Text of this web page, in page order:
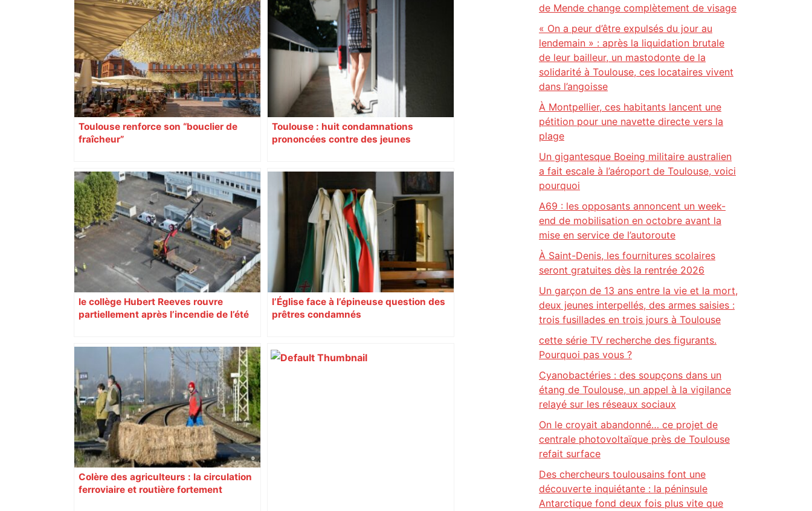
Près de Toulouse : dans cette zone
économique, un axe majeur va être
fermé en fin de soirée, voici les
déviations – Actu.fr
Bilan du marché du logement neuf :
une lueur d'espoir pour l'immobilier à
Toulouse ? – Actu.fr
Toulouse renforce son “bouclier de
fraîcheur”
Toulouse : huit condamnations
prononcées contre des jeunes
le collège Hubert Reeves rouvre
partiellement après l’incendie de l’été
l’Église face à l’épineuse question des
prêtres condamnés
Colère des agriculteurs : la circulation
ferroviaire et routière fortement
de Mende change complètement de visage
« On a peur d’être expulsés du jour au
lendemain » : après la liquidation brutale
de leur bailleur, un mastodonte de la
solidarité à Toulouse, ces locataires vivent
dans l’angoisse
À Montpellier, ces habitants lancent une
pétition pour une navette directe vers la
plage
Un gigantesque Boeing militaire australien
a fait escale à l’aéroport de Toulouse, voici
pourquoi
A69 : les opposants annoncent un week-
end de mobilisation en octobre avant la
mise en service de l’autoroute
À Saint-Denis, les fournitures scolaires
seront gratuites dès la rentrée 2026
Un garçon de 13 ans entre la vie et la mort,
deux jeunes interpellés, des armes saisies :
trois fusillades en trois jours à Toulouse
cette série TV recherche des figurants.
Pourquoi pas vous ?
Cyanobactéries : des soupçons dans un
étang de Toulouse, un appel à la vigilance
relayé sur les réseaux sociaux
On le croyait abandonné… ce projet de
centrale photovoltaïque près de Toulouse
refait surface
Des chercheurs toulousains font une
découverte inquiétante : la péninsule
Antarctique fond deux fois plus vite que